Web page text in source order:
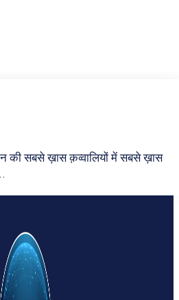
की सबसे ख़ास क़व्वालियों में सबसे ख़ास